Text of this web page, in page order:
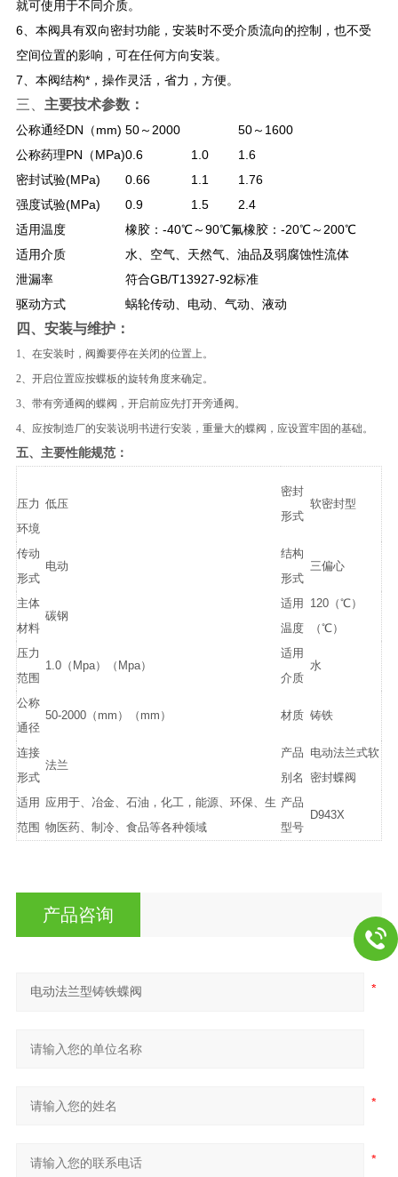
就可使用于不同介质。
6、本阀具有双向密封功能，安装时不受介质流向的控制，也不受
空间位置的影响，可在任何方向安装。
7、本阀结构*，操作灵活，省力，方便。
三、 主要技术参数：
公称通经DN（mm) 50～2000
50～1600
公称药理PN（MPa)0.6 1.0
1.6
密封试验(MPa)
0.66 1.1
1.76
强度试验(MPa)
0.9 1.5
2.4
适用温度
橡胶：-40℃～90℃氟橡胶：-20℃～200℃
适用介质
水、空气、天然气、油品及弱腐蚀性流体
泄漏率
符合GB/T13927-92标准
驱动方式
蜗轮传动、电动、气动、液动
四、安装与维护：
1、在安装时，阀瓣要停在关闭的位置上。
2、开启位置应按蝶板的旋转角度来确定。
3、带有旁通阀的蝶阀，开启前应先打开旁通阀。
4、应按制造厂的安装说明书进行安装，重量大的蝶阀，应设置牢固的基础。
五、 主要性能规范：
压力
环境
低压
密封
形式
软密封型
传动
形式
电动
结构
形式
三偏心
主体
材料
碳钢
适用
温度
120（℃）
（℃）
压力
范围
1.0（Mpa）（Mpa）
适用
介质
水
公称
通径
50-2000（mm）（mm） 材质 铸铁
连接
形式
法兰
产品
别名
电动法兰式软
密封蝶阀
适用
范围
应用于、冶金、石油，化工，能源、环保、生
物医药、制冷、食品等各种领域
产品
型号
D943X
产品咨询